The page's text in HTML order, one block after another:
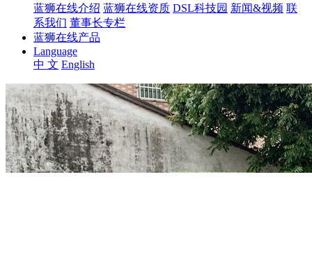
蓝狮在线介绍 蓝狮在线资质 DSL科技园 新闻&视频 联
系我们 董事长专栏
蓝狮在线产品
Language
中 文 English